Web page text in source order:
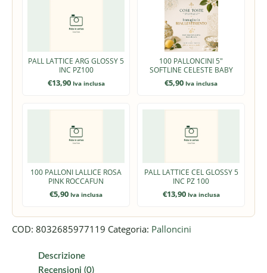
PALL LATTICE ARG GLOSSY 5
INC PZ100
€13,90 Iva inclusa
100 PALLONCINI 5"
SOFTLINE CELESTE BABY
€5,90 Iva inclusa
100 PALLONI LALLICE ROSA
PINK ROCCAFUN
€5,90 Iva inclusa
PALL LATTICE CEL GLOSSY 5
INC PZ 100
€13,90 Iva inclusa
COD: 8032685977119 Categoria: Palloncini
Descrizione
Recensioni (0)